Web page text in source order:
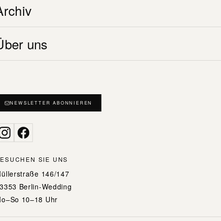
POW (15/16)
uns
NEWSLETTER ABONNIEREN
SIE UNS
146/147
Berlin-Wedding
10–18 Uhr
Wedding – direkt per E-Mail. Der Newsletter
ABONNIEREN →